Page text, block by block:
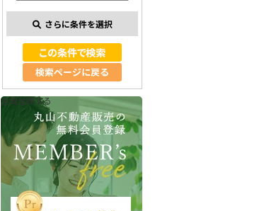
さらに条件を選択
検索ページに戻る
会員登録する